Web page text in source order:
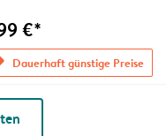
€*
Dauerhaft günstige Preise